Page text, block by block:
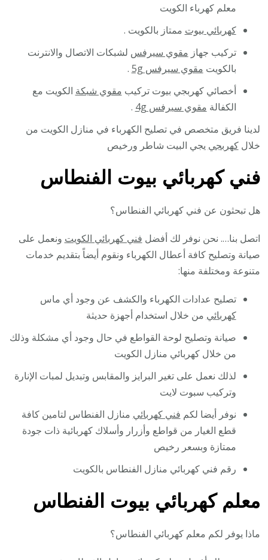
معلم كهرباء الكويت
كهربائي بيوت ممتاز بالكويت .
تركيب جهاز مقوي سيرفس لشبكات الاتصال والانترنت
بالكويت مقوي سيرفس 5g
.
أخصائي كهربجي بيوت تركيب مقوي شبكة الكويت مع
الكفالة مقوي سيرفس 4g
.
لدينا فريق متخصص في تصليح الكهرباء في منازل الكويت من
خلالكهربجي يجي البيت شاطر ورخيص
فني كهربائي بيوت الفنطاس
هل تبحثون عن فني كهربائي الفنطاس؟
اتصل بنا…. نحن نوفر لك أفضل فني كهربائي الكويت ونعمل على
صيانة وتصليح كافة أعطال الكهرباء ونقوم أيضاً بتقديم خدمات
متنوعة ومختلفة منها:
تصليح عدادات الكهرباء والكشف عن وجود أي ماس
كهربائي من خلال استخدام أجهزة حديثة
صيانة وتصليح لوحة القواطع في حال وجود أي مشكلة وذلك
من خلال كهربائي منازل الكويت
لذلك نعمل على تغير البرايز والمقابس وتبديل لمبات الإنارة
وتركيب سبوت لايت
نوفر أيضا لكم فني كهربائي منازل الفنطاس لتامين كافة
قطع الغيار من قواطع وأزرار وأسلاك كهربائية ذات جودة
ممتازة وبسعر رخيص
رقم فني كهربائي منازل الفنطاس بالكويت
معلم كهربائي بيوت الفنطاس
ماذا يوفر لكم معلم كهربائي الفنطاس؟